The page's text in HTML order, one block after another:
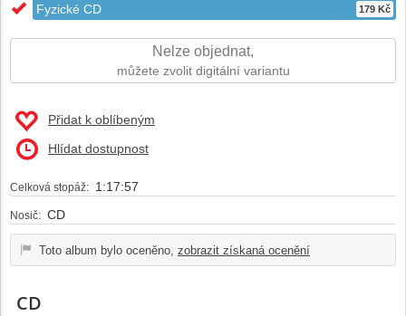
Fyzické CD 179 Kč
Nelze objednat,
můžete zvolit digitální variantu
Přidat k oblíbeným
Hlídat dostupnost
Celková stopáž: 1:17:57
Nosič: CD
Toto album bylo oceněno, zobrazit získaná ocenění
CD